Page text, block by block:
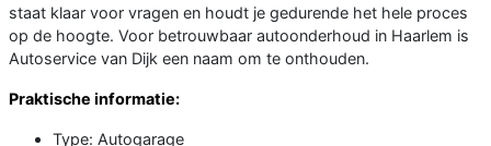
staat klaar voor vragen en houdt je gedurende het hele proces
op de hoogte. Voor betrouwbaar autoonderhoud in Haarlem is
Autoservice van Dijk een naam om te onthouden.
Praktische informatie:
Type: Autogarage